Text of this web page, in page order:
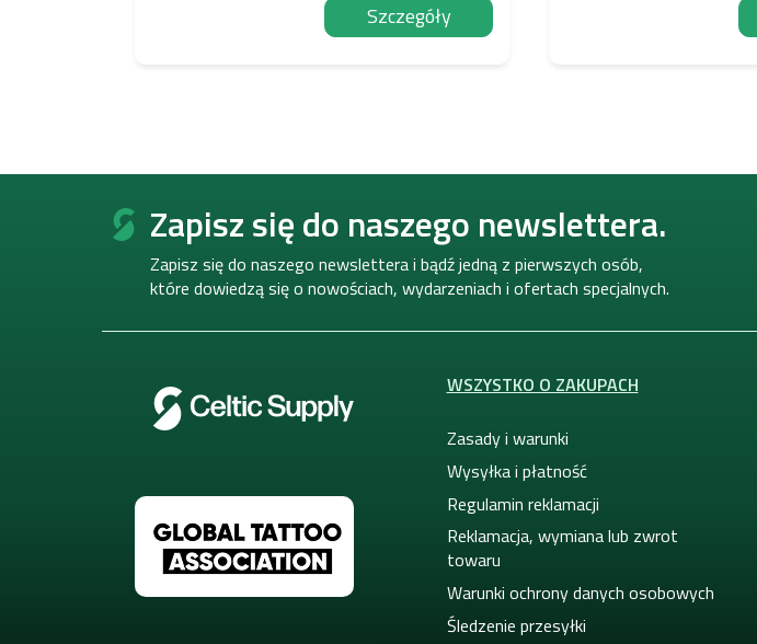
Szczegóły
S
Zapisz się do naszego newslettera.
Zapisz się do naszego newslettera i bądź jedną z pierwszych osób,
które dowiedzą się o nowościach, wydarzeniach i ofertach specjalnych.
WSZYSTKO O ZAKUPACH
Zasady i warunki
Wysyłka i płatność
Regulamin reklamacji
Reklamacja, wymiana lub zwrot
towaru
Warunki ochrony danych osobowych
Śledzenie przesyłki